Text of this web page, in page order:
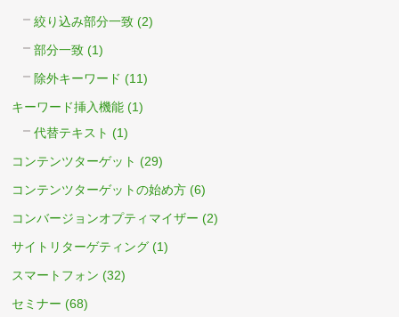
絞り込み部分一致 (2)
部分一致 (1)
除外キーワード (11)
キーワード挿入機能 (1)
代替テキスト (1)
コンテンツターゲット (29)
コンテンツターゲットの始め方 (6)
コンバージョンオプティマイザー (2)
サイトリターゲティング (1)
スマートフォン (32)
セミナー (68)